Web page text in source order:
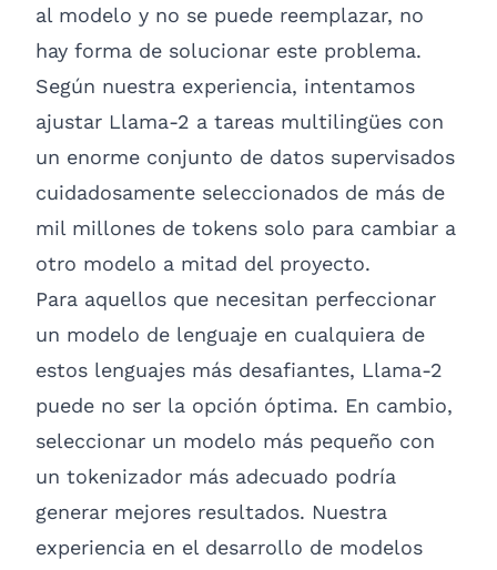
al modelo y no se puede reemplazar, no
hay forma de solucionar este problema.
Según nuestra experiencia, intentamos
ajustar Llama-2 a tareas multilingües con
un enorme conjunto de datos supervisados ​​​​
cuidadosamente seleccionados de más de
mil millones de tokens solo para cambiar a
otro modelo a mitad del proyecto.
Para aquellos que necesitan perfeccionar
un modelo de lenguaje en cualquiera de
estos lenguajes más desafiantes, Llama-2
puede no ser la opción óptima. En cambio,
seleccionar un modelo más pequeño con
un tokenizador más adecuado podría
generar mejores resultados. Nuestra
experiencia en el desarrollo de modelos